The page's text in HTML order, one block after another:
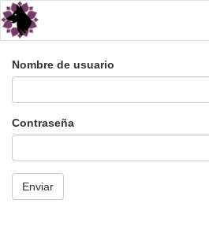
Nombre de usuario
Contraseña